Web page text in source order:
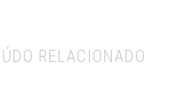
RELACIONADO